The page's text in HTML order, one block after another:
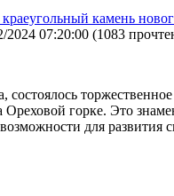
камень
2024 07:20:00 (1083
состоялось
горке. Это
для развития